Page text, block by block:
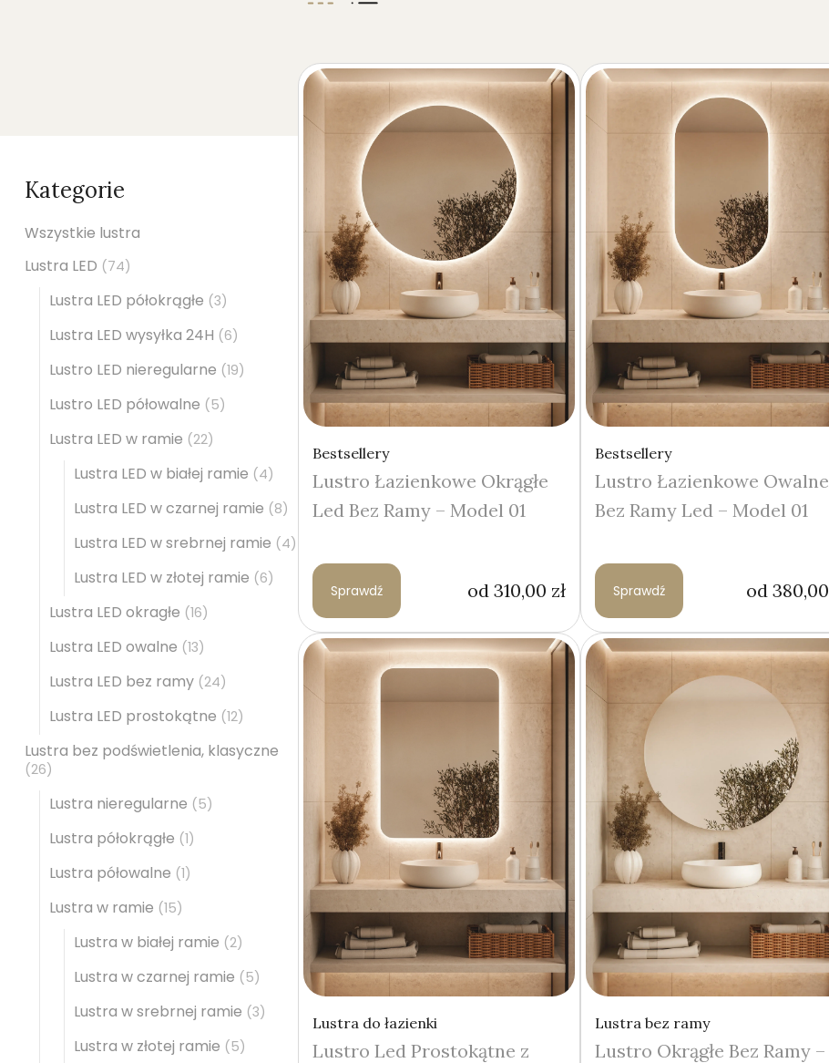
Kategorie
Wszystkie lustra
Lustra LED (74)
Lustra LED półokrągłe (3)
Lustra LED wysyłka 24H (6)
Lustro LED nieregularne (19)
Lustro LED półowalne (5)
Lustra LED w ramie (22)
Lustra LED w białej ramie (4)
Lustra LED w czarnej ramie (8)
Lustra LED w srebrnej ramie (4)
Lustra LED w złotej ramie (6)
Lustra LED okragłe (16)
Lustra LED owalne (13)
Lustra LED bez ramy (24)
Lustra LED prostokątne (12)
Lustra bez podświetlenia, klasyczne
(26)
Lustra nieregularne (5)
Lustra półokrągłe (1)
Lustra półowalne (1)
Lustra w ramie (15)
Lustra w białej ramie (2)
Lustra w czarnej ramie (5)
Lustra w srebrnej ramie (3)
Lustra w złotej ramie (5)
Bestsellery
Lustro Łazienkowe Okrągłe
Led Bez Ramy – Model 01
Sprawdź od 310,00 zł
Bestsellery
Lustro Łazienkowe Owalne
Bez Ramy Led – Model 01
Sprawdź od 380,00
Lustra do łazienki
Lustro Led Prostokątne z
Lustra bez ramy
Lustro Okrągłe Bez Ramy –